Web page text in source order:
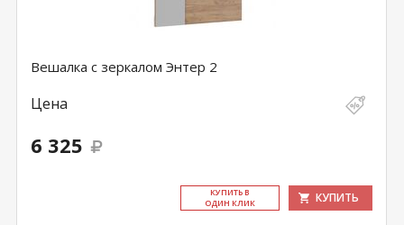
Вешалка с зеркалом Энтер 2
Цена
6 325
КУ­ПИТЬ В
ОДИН КЛИК
КУПИТЬ